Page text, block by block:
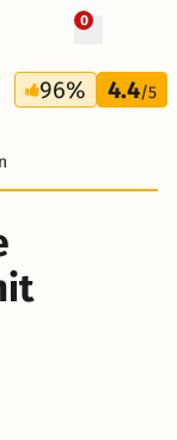
0
8 Tage
337 €
96% 4.4/5